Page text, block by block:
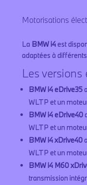
Motorisations
La BMW i4est
adaptées à
Les versions
BMW i4 eDrive35
WLTP et un
BMW i4 eDrive40
WLTP et un
BMW i4 xDrive40
WLTP et un
BMW i4 M60
transmission